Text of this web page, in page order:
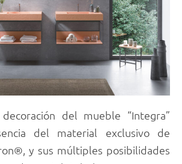
del mueble “Integra”
del material exclusivo de
y sus múltiples posibilidades